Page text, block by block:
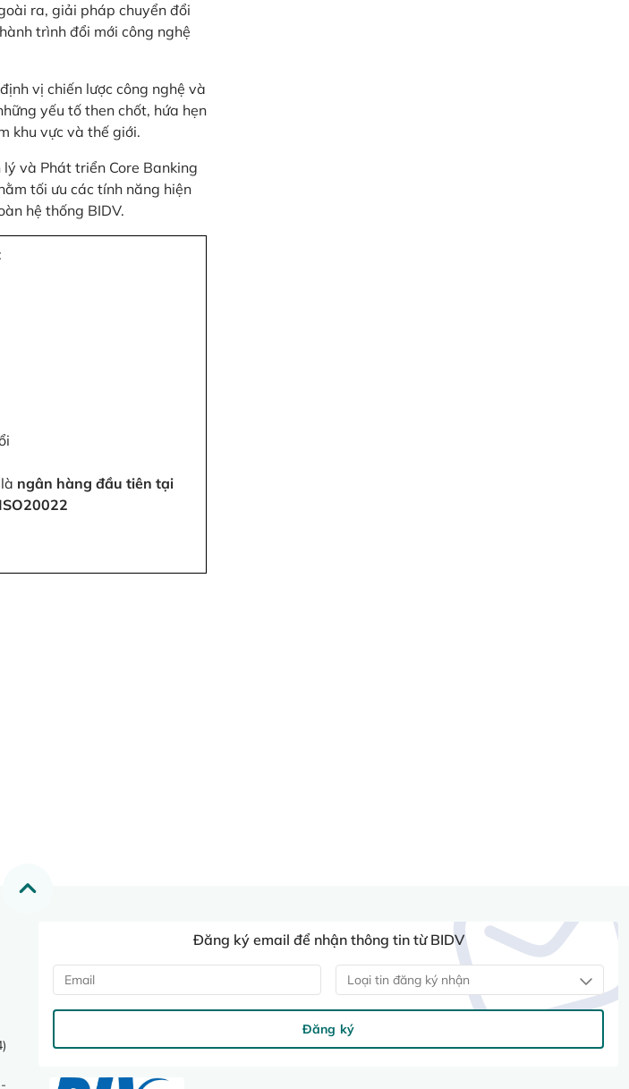
ra, giải pháp chuyển đổi
trình đổi mới công nghệ
vị chiến lược công nghệ và
yếu tố then chốt, hứa hẹn
khu vực và thế giới.
và Phát triển Core Banking
tối ưu các tính năng hiện
hệ thống BIDV.
ngân hàng đầu tiên tại
Đăng ký email để nhận thông tin từ BIDV
Loại tin đăng ký nhận
Đăng ký